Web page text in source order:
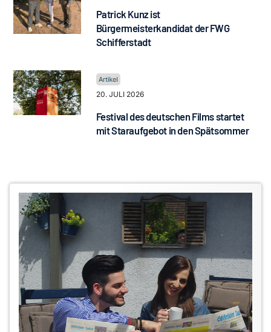
Patrick Kunz ist
Bürgermeisterkandidat der FWG
Schifferstadt
20. JULI 2026
Festival des deutschen Films startet
mit Staraufgebot in den Spätsommer